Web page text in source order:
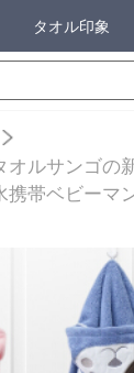
タオル印象
オルサンゴの
携帯ベビーマ